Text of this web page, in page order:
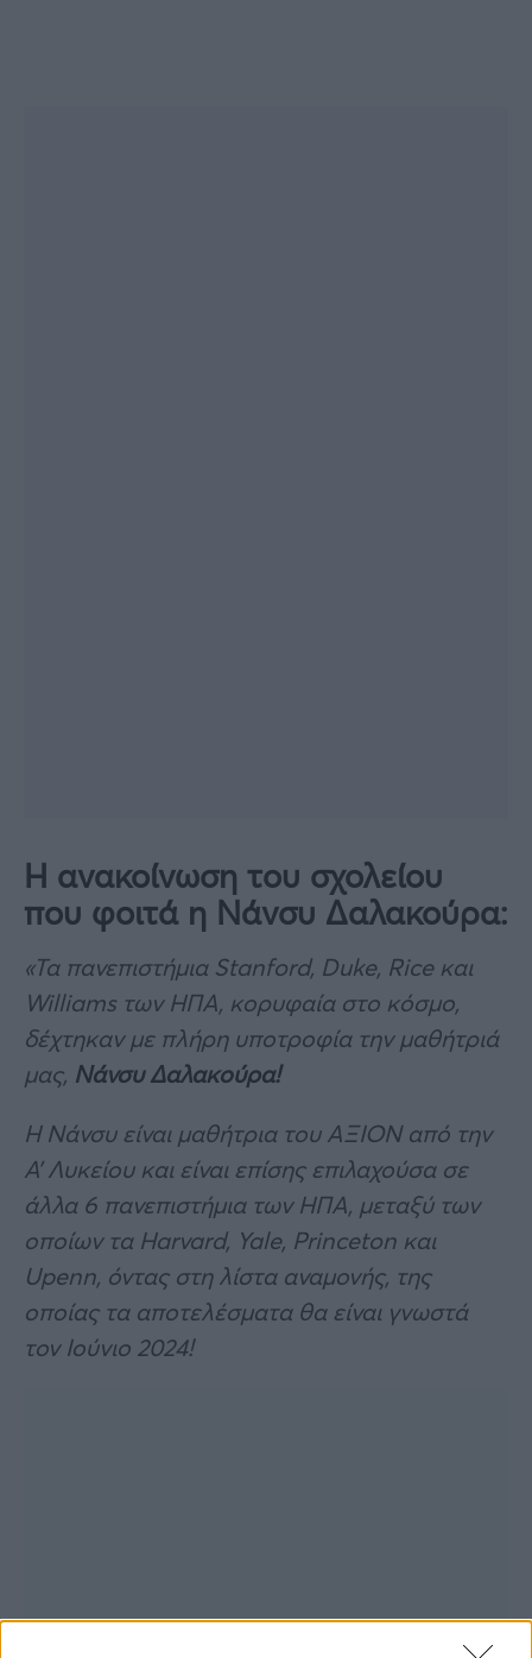
Η ανακοίνωση του σχολείου
που φοιτά η Νάνσυ Δαλακούρα:
«Τα πανεπιστήμια Stanford, Duke, Rice και
Williams των ΗΠΑ, κορυφαία στο κόσμο,
δέχτηκαν με πλήρη υποτροφία την μαθήτριά
μας, Νάνσυ Δαλακούρα!
Η Νάνσυ είναι μαθήτρια του ΑΞΙΟΝ από την
Α’ Λυκείου και είναι επίσης επιλαχούσα σε
άλλα 6 πανεπιστήμια των ΗΠΑ, μεταξύ των
οποίων τα Harvard, Yale, Princeton και
Upenn, όντας στη λίστα αναμονής, της
οποίας τα αποτελέσματα θα είναι γνωστά
τον Ιούνιο 2024!